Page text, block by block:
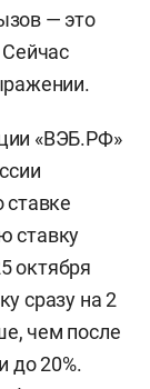
— это
«ВЭБ.РФ»
ставке
ставку
октября
сразу на 2
чем после
до 20%.